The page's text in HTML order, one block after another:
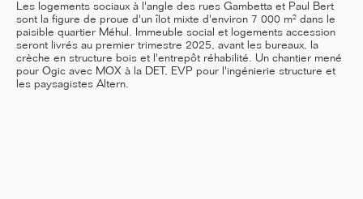
12/25
Les logements sociaux à l'angle des rues Gambetta et Paul Bert
sont la figure de proue d'un îlot mixte d'environ 7 000 m² dans le
paisible quartier Méhul. Immeuble social et logements accession
seront livrés au premier trimestre 2025, avant les bureaux, la
crèche en structure bois et l'entrepôt réhabilité. Un chantier mené
pour Ogic avec MOX à la DET, EVP pour l'ingénierie structure et
les paysagistes Altern.